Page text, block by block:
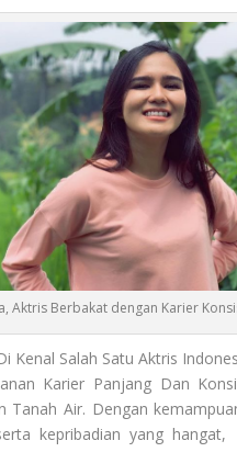
Aktris Berbakat dengan Karier
Kenal Salah Satu Aktris
Karier Panjang Dan
Tanah Air. Dengan
kepribadian yang hangat,